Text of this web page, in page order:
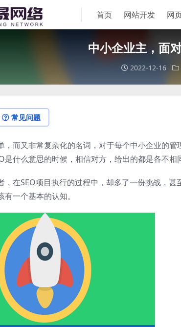
首页 网站开发 网
中小企业主，面
2022-12-16
常见问题
，而又非常复杂化的名词，对于每个中小企业的
是什么意思的时候，相信对方，给出的都是各不相
，在SEO项目执行的过程中，却多了一份挑战，
一个基本的认知。